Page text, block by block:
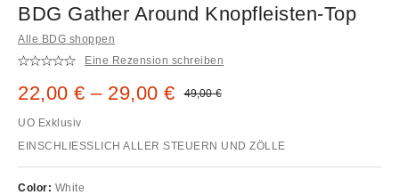
BDG Gather Around Knopfleisten-Top
Alle BDG shoppen
Eine Rezension schreiben
Sale Preis:
22,00 € – 29,00 € Original Preis:
49,00 €
UO Exklusiv
EINSCHLIESSLICH ALLER STEUERN UND ZÖLLE
Color: White